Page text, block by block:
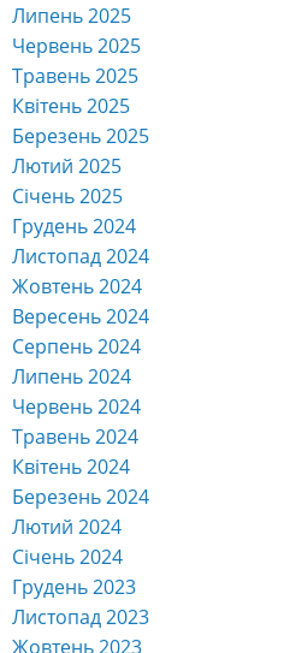
Липень 2025
Червень 2025
Травень 2025
Квітень 2025
Березень 2025
Лютий 2025
Січень 2025
Грудень 2024
Листопад 2024
Жовтень 2024
Вересень 2024
Серпень 2024
Липень 2024
Червень 2024
Травень 2024
Квітень 2024
Березень 2024
Лютий 2024
Січень 2024
Грудень 2023
Листопад 2023
Жовтень 2023